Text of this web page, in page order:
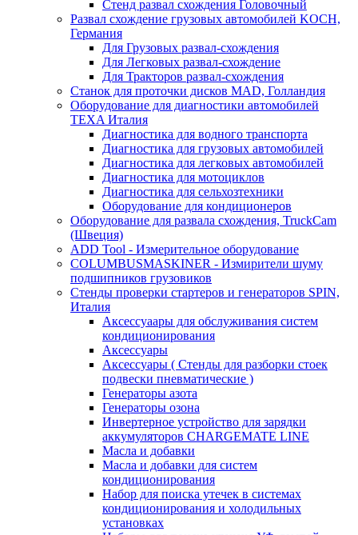
Стенд развал схождения Головочный
Развал схождение грузовых автомобилей KOCH,
Германия
Для Грузовых развал-схождения
Для Легковых развал-схождение
Для Тракторов развал-схождения
Станок для проточки дисков MAD, Голландия
Оборудование для диагностики автомобилей
TEXA Италия
Диагностика для водного транспорта
Диагностика для грузовых автомобилей
Диагностика для легковых автомобилей
Диагностика для мотоциклов
Диагностика для сельхозтехники
Оборудование для кондиционеров
Оборудование для развала схождения, TruckCam
(Швеция)
ADD Tool - Измерительное оборудование
COLUMBUSMASKINER - Измирители шуму
подшипников грузовиков
Стенды проверки стартеров и генераторов SPIN,
Италия
Аксессуаары для обслуживания систем
кондиционирования
Аксессуары
Аксессуары ( Стенды для разборки стоек
подвески пневматические )
Генераторы азота
Генераторы озона
Инвертерное устройство для зарядки
аккумуляторов CHARGEMATE LINE
Масла и добавки
Масла и добавки для систем
кондиционирования
Набор для поиска утечек в системах
кондиционирования и холодильных
установках